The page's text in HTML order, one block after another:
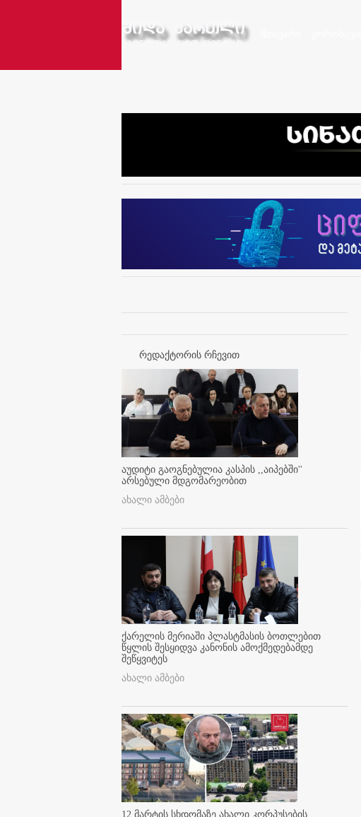
რედაქტორის რჩევით
აუდიტი გაოგნებულია კასპის ,,აიპებში''
არსებული მდგომარეობით
ახალი ამბები
ქარელის მერიაში პლასტმასის ბოთლებით
წყლის შესყიდვა კანონის ამოქმედებამდე
შეწყვიტეს
ახალი ამბები
12 მარტის სხდომაზე ახალი კორპუსების